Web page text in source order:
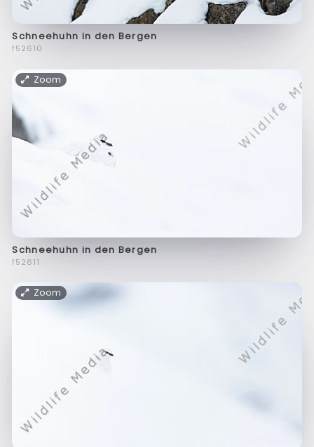
Schneehuhn in den Bergen
f52610
Zoom
Schneehuhn in den Bergen
f52611
Zoom